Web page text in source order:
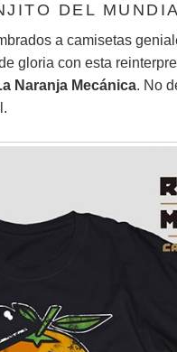
DEL
a camisetas
gloria con esta
Naranja Mecánica. No